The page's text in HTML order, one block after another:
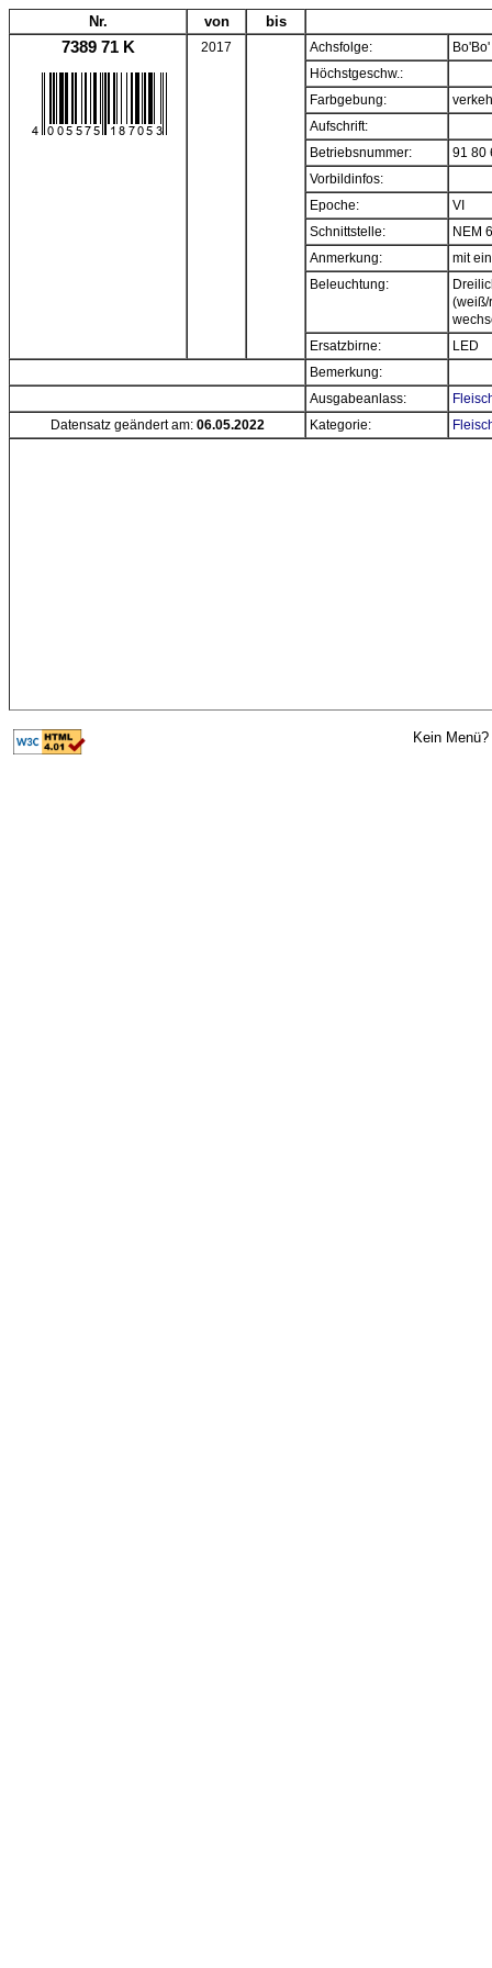
Nr. von bis
7389 71 K 2017 Achsfolge:
Bo'Bo'
Höchstgeschw.:
Farbgebung:
Aufschrift:
Betriebsnummer:
91 80
Vorbildinfos:
Epoche:
VI
Schnittstelle:
NEM
Anmerkung:
mit
Beleuchtung:
(weiß/
Ersatzbirne:
LED
Bemerkung:
Ausgabeanlass:
Datensatz geändert am: 06.05.2022 Kategorie:
Kein